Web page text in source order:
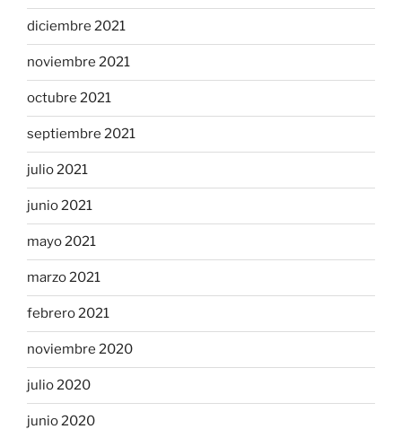
diciembre 2021
noviembre 2021
octubre 2021
septiembre 2021
julio 2021
junio 2021
mayo 2021
marzo 2021
febrero 2021
noviembre 2020
julio 2020
junio 2020